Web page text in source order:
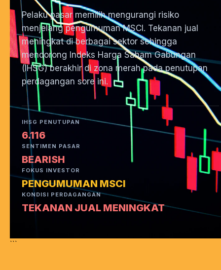
Pelaku pasar memilih mengurangi risiko
menjelang pengumuman MSCI. Tekanan jual
meningkat di berbagai sektor sehingga
mendorong Indeks Harga Saham Gabungan
(IHSG) berakhir di zona merah pada penutupan
perdagangan sore ini.
IHSG PENUTUPAN
6.116
SENTIMEN PASAR
BEARISH
FOKUS INVESTOR
PENGUMUMAN MSCI
KONDISI PERDAGANGAN
TEKANAN JUAL MENINGKAT
```